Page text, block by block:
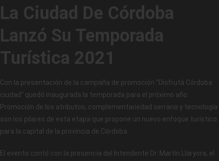
La Ciudad De Córdoba
Lanzó Su Temporada
Turística 2021
Con la presentación de la campaña de promoción “Disfrutá Córdoba
ciudad” quedó inaugurada la temporada para el próximo año.
Promoción de los atributos, complementariedad serrana y tecnología
son los pilares de esta etapa que propone un nuevo enfoque turístico
para la capital de la provincia de Córdoba.
El evento contó con la presencia del Intendente Dr. Martín Llaryora, el